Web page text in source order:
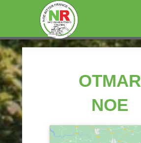
OTMAR
NOE